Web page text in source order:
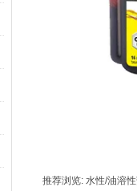
推荐浏览: 水性/油溶